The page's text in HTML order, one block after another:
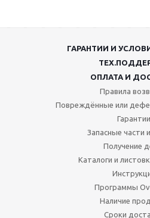
ГАРАНТИИ И
ОПЛАТА И
Правила
Повреждённые или
Гарантии
Запасные части
Получение
Каталоги и
Программы
Наличие
Сроки